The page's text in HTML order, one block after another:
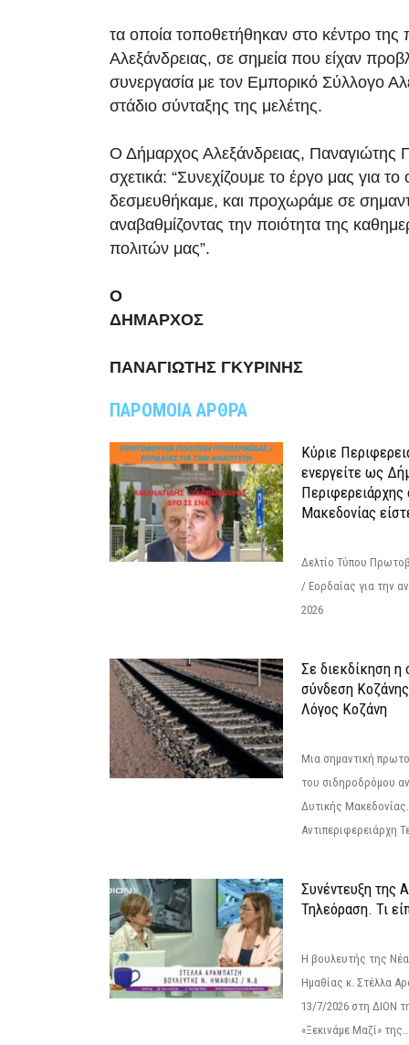
τα οποία τοποθετήθηκαν στο κέντρο της
Αλεξάνδρειας, σε σημεία που είχαν
συνεργασία με τον Εμπορικό Σύλλογο
στάδιο σύνταξης της μελέτης.
Ο Δήμαρχος Αλεξάνδρειας, Παναγιώτης
σχετικά: “Συνεχίζουμε το έργο μας για το
δεσμευθήκαμε, και προχωράμε σε
αναβαθμίζοντας την ποιότητα της
πολιτών μας”.
Ο
ΔΗΜΑΡΧΟΣ
ΠΑΝΑΓΙΩΤΗΣ ΓΚΥΡΙΝΗΣ
ΠΑΡΟΜΟΙΑ ΑΡΘΡΑ
Κύριε
ενεργείτε ως
Περιφερειάρχης
Μακεδονίας
Δελτίο Τύπου
/ Εορδαίας για την
2026
Σε διεκδίκηση η
σύνδεση
Λόγος Κοζάνη
Μια σημαντική
του σιδηροδρόμου
Δυτικής
Αντιπεριφερειάρχη
Συνέντευξη της
Τηλεόραση. Τι
Η βουλευτής της
Ημαθίας κ. Στέλλα
13/7/2026 στη ΔΙΟΝ
«Ξεκινάμε Μαζί»